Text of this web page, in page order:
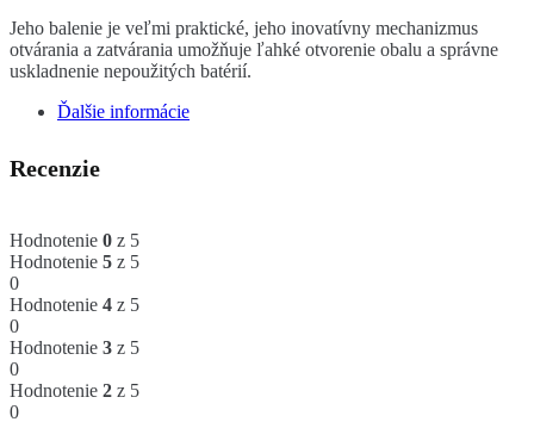
Jeho balenie je veľmi praktické, jeho inovatívny mechanizmus
otvárania a zatvárania umožňuje ľahké otvorenie obalu a správne
uskladnenie nepoužitých batérií.
Ďalšie informácie
Recenzie
Hodnotenie 0 z 5
Hodnotenie 5 z 5
0
Hodnotenie 4 z 5
0
Hodnotenie 3 z 5
0
Hodnotenie 2 z 5
0